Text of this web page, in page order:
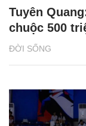
ĐỜI SỐNG
Tuyên
chuộc 500